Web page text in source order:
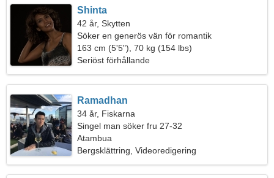
Shinta
42 år, Skytten
Söker en generös vän för romantik
163 cm (5'5"), 70 kg (154 lbs)
Seriöst förhållande
Ramadhan
34 år, Fiskarna
Singel man söker fru 27-32
Atambua
Bergsklättring, Videoredigering